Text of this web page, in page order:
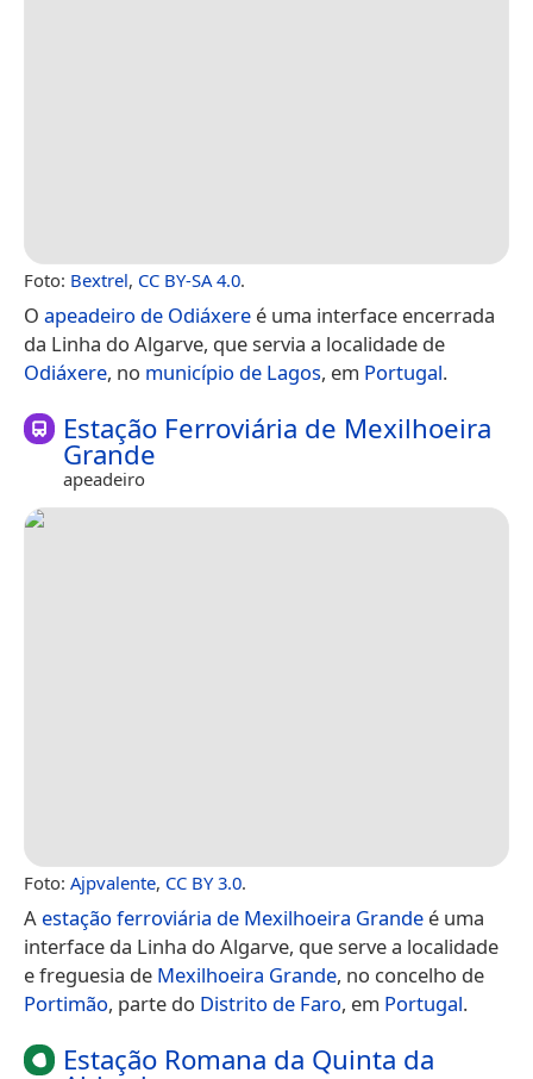
Foto: Bextrel, CC BY-SA 4.0.
O apeadeiro de Odiáxere é uma interface encerrada
da Linha do Algarve, que servia a localidade de
Odiáxere, no município de Lagos, em Portugal.
Estação Ferroviária de Mexilhoeira
Grande
apeadeiro
Foto: Ajpvalente, CC BY 3.0.
A estação ferroviária de Mexilhoeira Grande é uma
interface da Linha do Algarve, que serve a localidade
e freguesia de Mexilhoeira Grande, no concelho de
Portimão, parte do Distrito de Faro, em Portugal.
Estação Romana da Quinta da